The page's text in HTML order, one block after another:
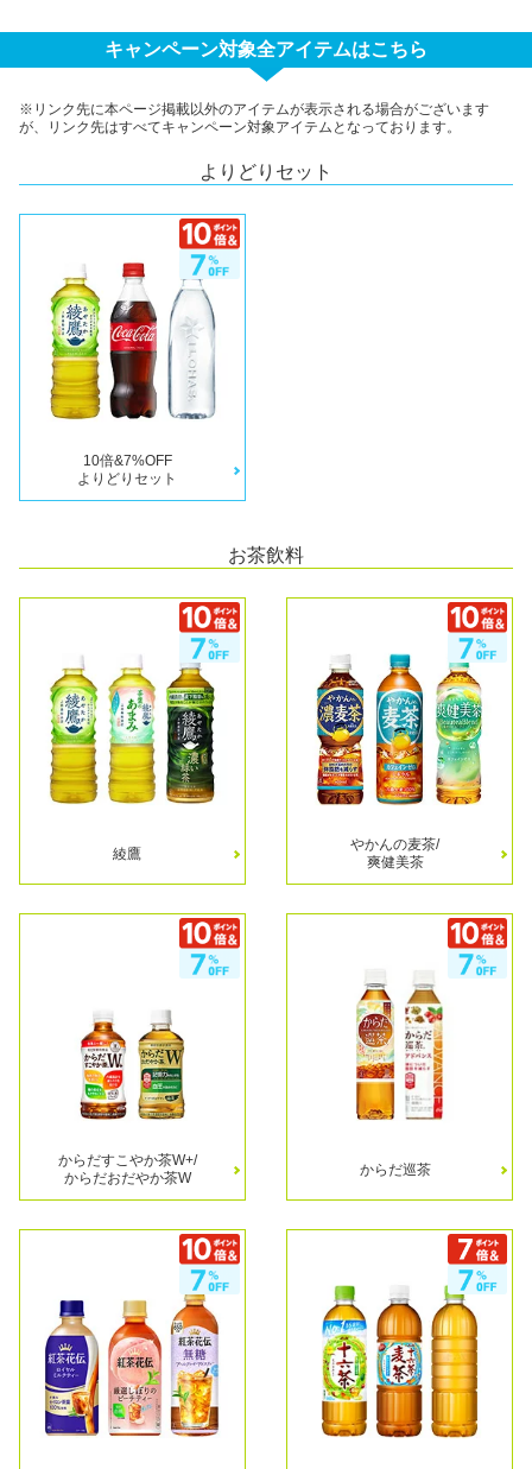
キャンペーン対象全アイテムはこちら
※リンク先に本ページ掲載以外のアイテムが表示される場合がございます
が、リンク先はすべてキャンペーン対象アイテムとなっております。
よりどりセット
10倍&7%OFF
よりどりセット
お茶飲料
綾鷹
やかんの麦茶/
爽健美茶
からだすこやか茶W+/
からだおだやか茶W
からだ巡茶